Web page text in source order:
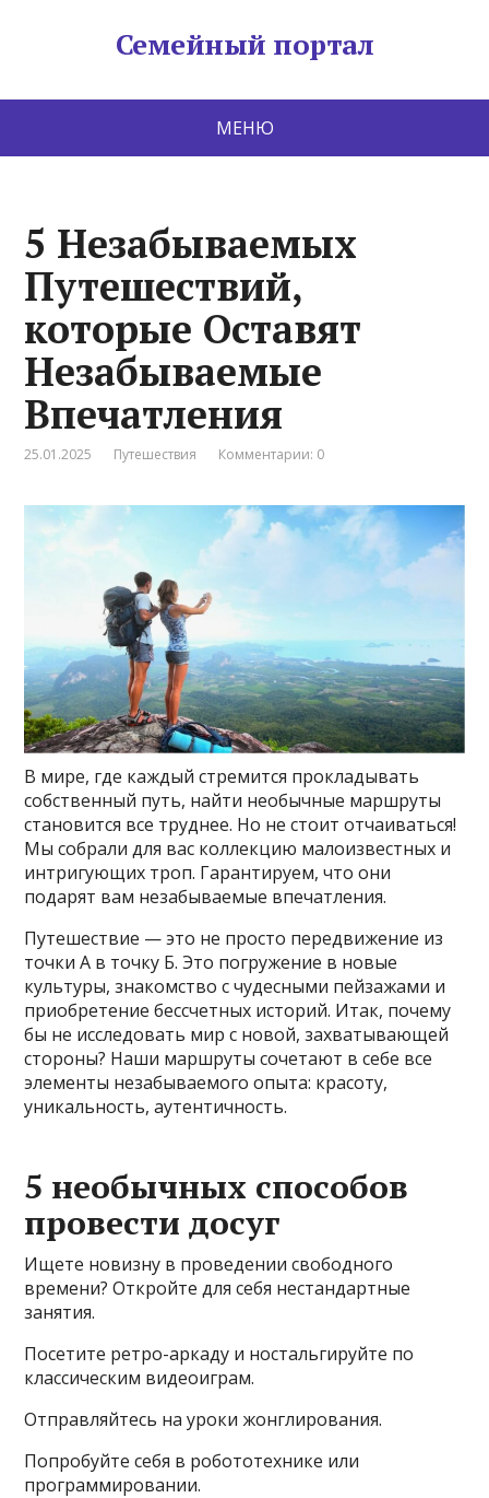
Семейный портал
МЕНЮ
5 Незабываемых
Путешествий,
которые Оставят
Незабываемые
Впечатления
25.01.2025 Путешествия Комментарии: 0
В мире, где каждый стремится прокладывать
собственный путь, найти необычные маршруты
становится все труднее. Но не стоит отчаиваться!
Мы собрали для вас коллекцию малоизвестных и
интригующих троп. Гарантируем, что они
подарят вам незабываемые впечатления.
Путешествие — это не просто передвижение из
точки А в точку Б. Это погружение в новые
культуры, знакомство с чудесными пейзажами и
приобретение бессчетных историй. Итак, почему
бы не исследовать мир с новой, захватывающей
стороны? Наши маршруты сочетают в себе все
элементы незабываемого опыта: красоту,
уникальность, аутентичность.
5 необычных способов
провести досуг
Ищете новизну в проведении свободного
времени? Откройте для себя нестандартные
занятия.
Посетите ретро-аркаду и ностальгируйте по
классическим видеоиграм.
Отправляйтесь на уроки жонглирования.
Попробуйте себя в робототехнике или
программировании.